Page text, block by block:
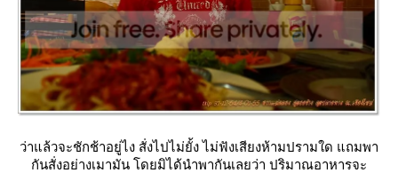
ว่าแล้วจะชักช้าอยู่ไง สั่งไปไม่ยั้ง ไม่ฟังเสียงห้ามปรามใด แถมพา
กันสั่งอย่างเมามัน โดยมิได้นำพากันเลยว่า ปริมาณอาหารจะ